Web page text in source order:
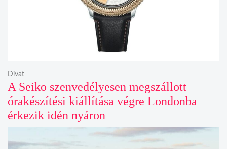
A Seiko szenvedélyesen megszállott
órakészítési kiállítása végre Londonba
érkezik idén nyáron
Divat